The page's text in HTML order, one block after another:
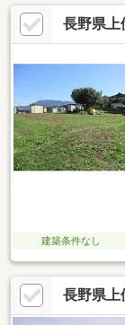
長野県上
建築条件なし
長野県上